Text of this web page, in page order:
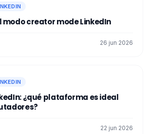
modo creator mode LinkedIn
26 jun 2026
¿qué plataforma es ideal
22 jun 2026